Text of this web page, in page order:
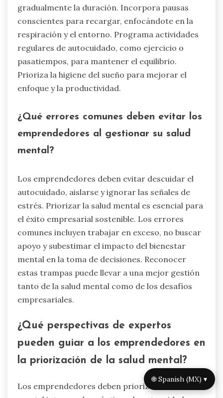
gradualmente la duración. Incorpora pausas
conscientes para recargar, enfocándote en la
respiración y el entorno. Programa actividades
regulares de autocuidado, como ejercicio o
pasatiempos, para mantener el equilibrio.
Prioriza la higiene del sueño para mejorar el
enfoque y la productividad.
¿Qué errores comunes deben evitar los
emprendedores al gestionar su salud
mental?
Los emprendedores deben evitar descuidar el
autocuidado, aislarse y ignorar las señales de
estrés. Priorizar la salud mental es esencial para
el éxito empresarial sostenible. Los errores
comunes incluyen trabajar en exceso, no buscar
apoyo y subestimar el impacto del bienestar
mental en la toma de decisiones. Reconocer
estas trampas puede llevar a una mejor gestión
tanto de la salud mental como de los desafíos
empresariales.
¿Qué perspectivas de expertos
pueden guiar a los emprendedores en
la priorización de la salud mental?
Los emprendedores deben priorizar la salud
🌐 Spanish (MX) ▾